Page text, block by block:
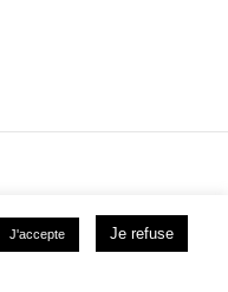
J'accepte Je refuse